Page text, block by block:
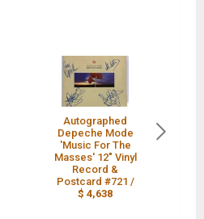
Autographed
Depeche Mode
'Music For The
Masses' 12" Vinyl
Record &
Postcard #721 /
$ 4,638